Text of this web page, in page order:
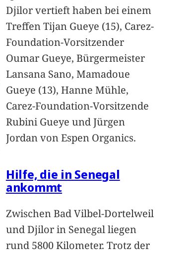
Djilor vertieft haben bei einem
Treffen Tijan Gueye (15), Carez-
Foundation-Vorsitzender
Oumar Gueye, Bürgermeister
Lansana Sano, Mamadoue
Gueye (13), Hanne Mühle,
Carez-Foundation-Vorsitzende
Rubini Gueye und Jürgen
Jordan von Espen Organics.
Hilfe, die in Senegal
ankommt
Zwischen Bad Vilbel-Dortelweil
und Djilor in Senegal liegen
rund 5800 Kilometer. Trotz der